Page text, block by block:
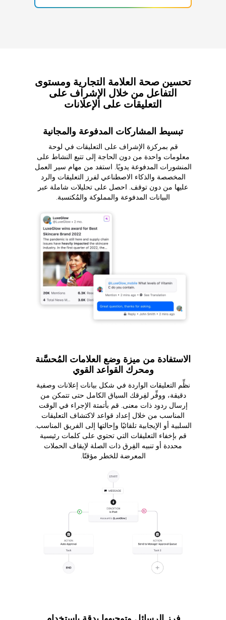
تحسين صحة العلامة التجارية ومستوى
التفاعل من خلال الإشراف على
التعليقات على الإعلانات
تبسيط المشاركات المدفوعة والمجانية
قم بمركزة الإشراف على التعليقات في لوحة
معلومات واحدة من دون الحاجة إلى تتبع النشاط على
المنشورات المدفوعة يدويًا. استفد من مهام سير العمل
المخصصة والذكاء الاصطناعي لفرز التعليقات والرد
عليها من دون توقف. احصل على تحليلات شاملة عبر
البيانات المدفوعة والمملوكة والمُكتسبة.
الاستفادة من ميزة وضع العلامات المُحسَّنة
ومحرك القواعد القوي
نظِّم التعليقات الواردة في شكل بيانات إعلانات وصفية
دقيقة، ووفِّر لفِرقك السياق الكامل حتى تتمكن من
إرسال ردود ذات معنى. قم بأتمتة الإجراء في الوقت
المناسب من خلال إعداد قواعد لاكتشاف التعليقات
السلبية أو الإيجابية تلقائيًا وإحالتها إلى الفريق المناسب.
قم بإخفاء التعليقات التي تحتوي على كلمات رئيسية
محددة أو تنبيه الفِرق ذات الصلة لإيقاف الحملات
المعرضة للخطر مؤقتًا.